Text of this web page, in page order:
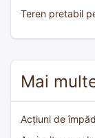
Teren pretabil
Mai
Acțiuni de